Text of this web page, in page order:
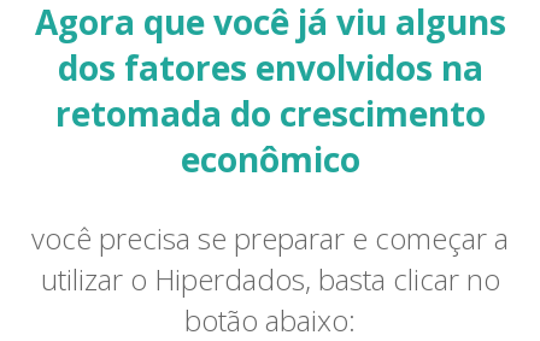
Agora que você já viu alguns
dos fatores envolvidos na
retomada do crescimento
econômico
você precisa se preparar e começar a
utilizar o Hiperdados, basta clicar no
botão abaixo: